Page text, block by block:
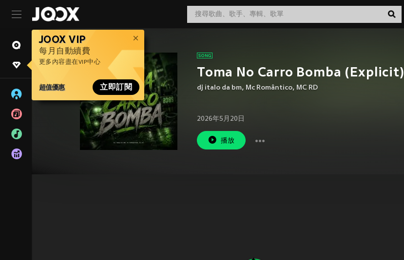
JOOX VIP
每月自動續費
更多內容盡在VIP中心
超值優惠 立即訂閱
Toma No Carro Bomba (Explicit)
dj italo da bm, Mc Romântico, MC RD
2026年5月20日
播放